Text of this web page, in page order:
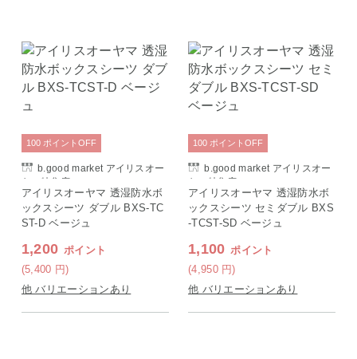
b.good market アイリスオー
ヤマ特集店
アイリスオーヤマ 透湿防水ボ
ックスシーツ ダブル BXS-TC
ST-D ベージュ
1,200 ポイント
(5,400 円)
100 ポイント OFF
他 バリエーションあり
b.good market アイリスオー
ヤマ特集店
アイリスオーヤマ 透湿防水ボ
ックスシーツ セミダブル BXS
-TCST-SD ベージュ
1,100 ポイント
(4,950 円)
100 ポイント OFF
他 バリエーションあり